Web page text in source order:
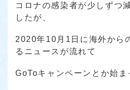
コロナの感染者が少しずつ
したが、
2020年10月1日に海外から
るニュースが流れて
GoToキャンペーンとか始ま